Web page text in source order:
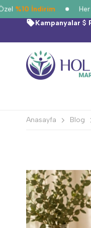
%10 İndirim Her
Kampanyalar
Anasayfa Blog